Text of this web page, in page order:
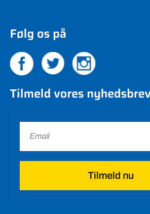
Følg os på
Tilmeld vores nyhedsbrev